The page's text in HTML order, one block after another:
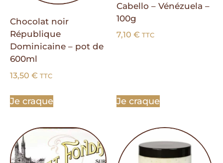
Chocolat noir
République
Dominicaine – pot de
600ml
13,50 € TTC
Je craque
Cabello – Vénézuela –
100g
7,10 € TTC
Je craque